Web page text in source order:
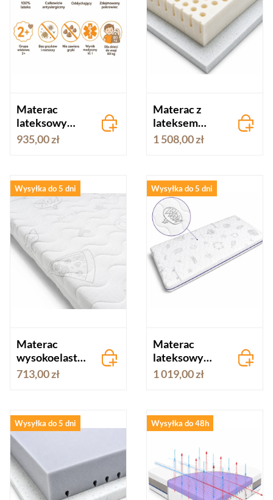
Materac
lateksowy
Hevea Junior
80x160
935,00 zł
Materac z
lateksem
Hevea Junior
Max 80x160
1 508,00 zł
Wysyłka do 5 dni
Materac
wysokoelastyc
zny Hevea
SnuDo Graffiti
713,00 zł
Wysyłka do 5 dni
Materac
lateksowy
Hevea Junior
Graffiti
1 019,00 zł
Wysyłka do 5 dni Wysyłka do 48h